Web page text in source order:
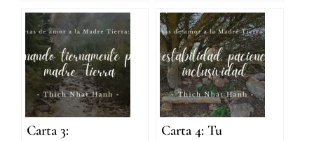
Carta 3:
Carta 4: Tu